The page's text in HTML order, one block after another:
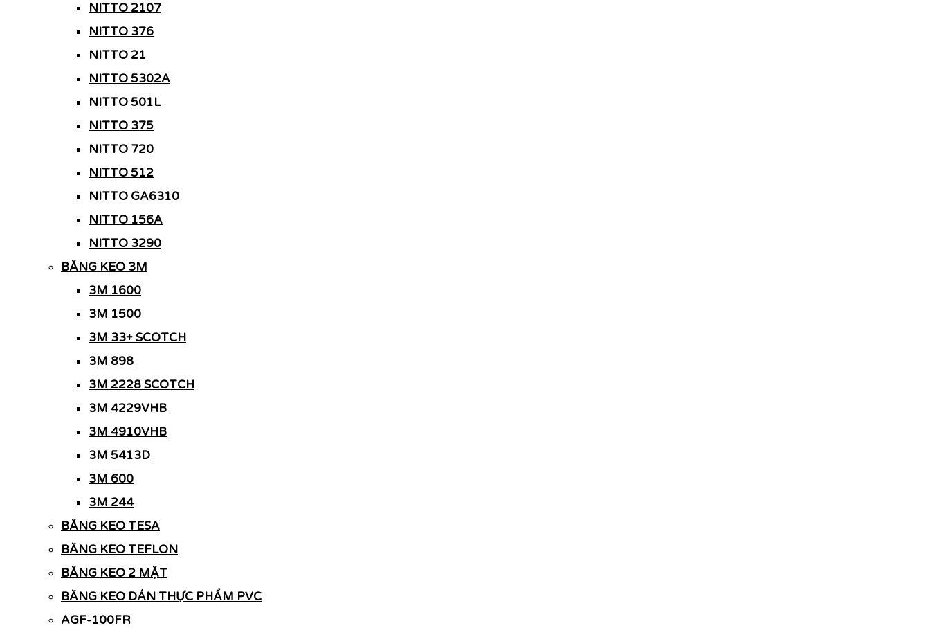
NITTO 2107
NITTO 376
NITTO 21
NITTO 5302A
NITTO 501L
NITTO 375
NITTO 720
NITTO 512
NITTO GA6310
NITTO 156A
NITTO 3290
BĂNG KEO 3M
3M 1600
3M 1500
3M 33+ SCOTCH
3M 898
3M 2228 SCOTCH
3M 4229VHB
3M 4910VHB
3M 5413D
3M 600
3M 244
BĂNG KEO TESA
BĂNG KEO TEFLON
BĂNG KEO 2 MẶT
BĂNG KEO DÁN THỰC PHẨM PVC
AGF-100FR